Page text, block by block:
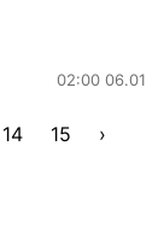
02:00 06.01
14 15 ›